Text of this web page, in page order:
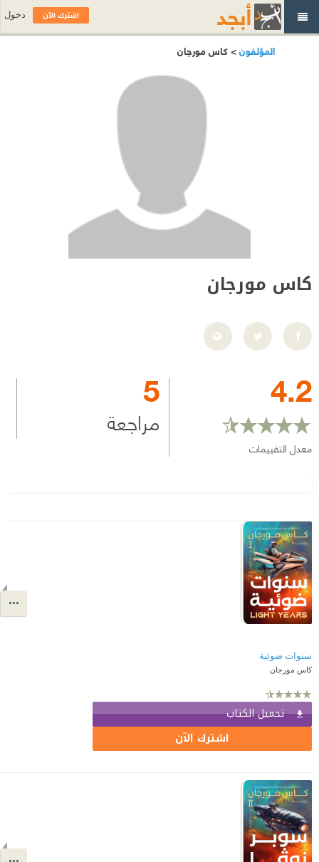
المؤلفون> كاس مورجان
كاس مورجان
4.2
معدل التقييمات
5
مراجعة
سنوات ضوئية
كاس مورجان
تحميل الكتاب
اشترك الآن
اشترك الآن دخول